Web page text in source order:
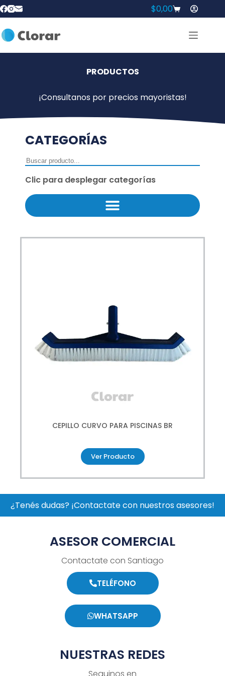
$0,00
PRODUCTOS
¡Consultanos por precios mayoristas!
CATEGORÍAS
Clic para desplegar categorías
CEPILLO CURVO PARA PISCINAS BR
Ver Producto
¿Tenés dudas? ¡Contactate con nuestros asesores!
ASESOR COMERCIAL
Contactate con Santiago
TELÉFONO
WHATSAPP
NUESTRAS REDES